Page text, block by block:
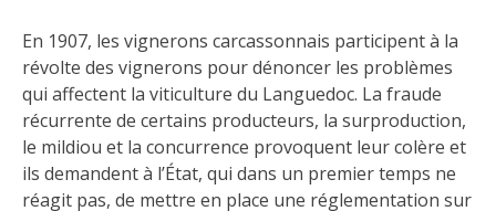
En 1907, les vignerons carcassonnais participent à la
révolte des vignerons pour dénoncer les problèmes
qui affectent la viticulture du Languedoc. La fraude
récurrente de certains producteurs, la surproduction,
le mildiou et la concurrence provoquent leur colère et
ils demandent à l’État, qui dans un premier temps ne
réagit pas, de mettre en place une réglementation sur